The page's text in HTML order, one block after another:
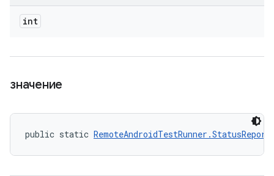
int
значение
public static